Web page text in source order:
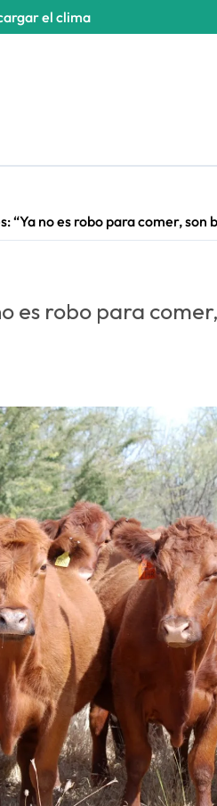
el clima
“Ya no es robo para comer, son
es robo para